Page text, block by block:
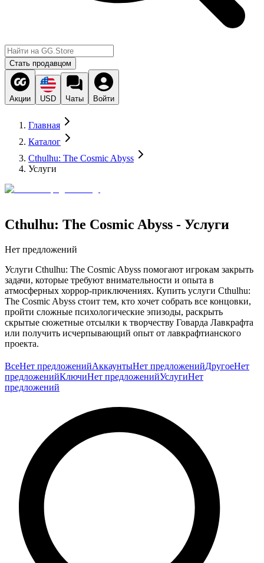
Стать продавцом
Акции USD Чаты Войти
Главная
Каталог
Cthulhu: The Cosmic Abyss
Услуги
Cthulhu: The Cosmic Abyss - Услуги
Нет предложений
Услуги Cthulhu: The Cosmic Abyss помогают игрокам закрыть
задачи, которые требуют внимательности и опыта в
атмосферных хоррор-приключениях. Купить услуги Cthulhu:
The Cosmic Abyss стоит тем, кто хочет собрать все концовки,
пройти сложные психологические эпизоды, раскрыть
скрытые сюжетные отсылки к творчеству Говарда Лавкрафта
или получить исчерпывающий опыт от лавкрафтианского
проекта.
Заказ экономит время и открывает проект в полном объёме. В
каталоге GG.Store исполнители Cthulhu: The Cosmic Abyss
предлагают разные пакеты услуг, и выбрать подходящий под
ваши планы можно без долгих поисков.
ВсеНет предложенийАккаунтыНет предложенийДругоеНет
предложенийКлючиНет предложенийУслугиНет
предложений